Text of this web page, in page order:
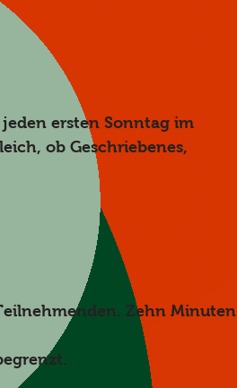
ersten Sonntag im
ob Geschriebenes,
Zehn Minuten